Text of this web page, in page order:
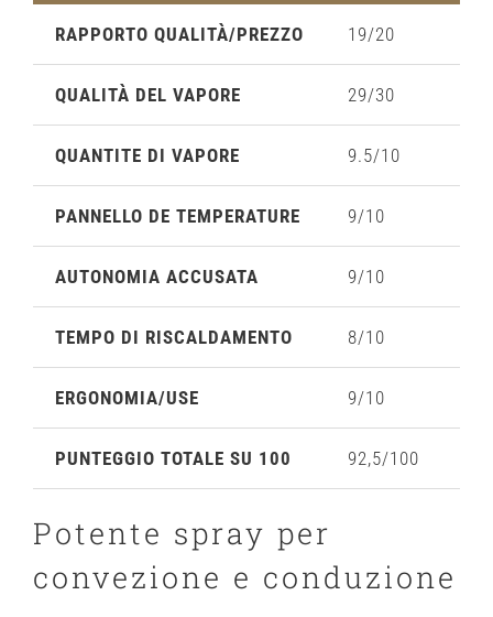
RAPPORTO QUALITÀ/PREZZO 19/20
QUALITÀ DEL VAPORE 29/30
QUANTITE DI VAPORE 9.5/10
PANNELLO DE TEMPERATURE 9/10
AUTONOMIA ACCUSATA 9/10
TEMPO DI RISCALDAMENTO 8/10
ERGONOMIA/USE 9/10
PUNTEGGIO TOTALE SU 100 92,5/100
Potente spray per
convezione e conduzione